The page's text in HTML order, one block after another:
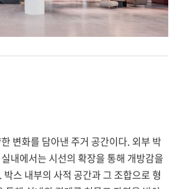
변화를 담아낸 주거 공간이다. 외부 박
내에서는 시선의 확장을 통해 개방감을
. 박스 내부의 사적 공간과 그 조합으로 형